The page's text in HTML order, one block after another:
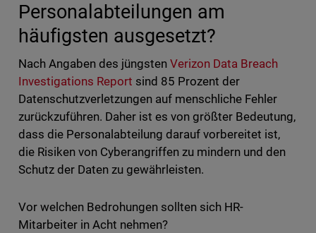
Personalabteilungen am
häufigsten ausgesetzt?
Nach Angaben des jüngsten Verizon Data Breach
Investigations Report sind 85 Prozent der
Datenschutzverletzungen auf menschliche Fehler
zurückzuführen. Daher ist es von größter Bedeutung,
dass die Personalabteilung darauf vorbereitet ist,
die Risiken von Cyberangriffen zu mindern und den
Schutz der Daten zu gewährleisten.
Vor welchen Bedrohungen sollten sich HR-
Mitarbeiter in Acht nehmen?